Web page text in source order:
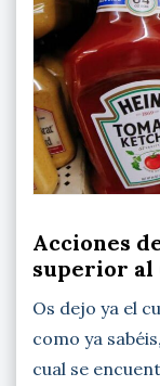
Acciones
superior al
Os dejo ya el
como ya
cual se